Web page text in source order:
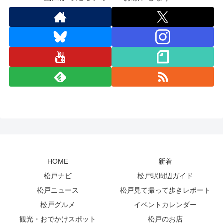
HOME
新着
松戸ナビ
松戸駅周辺ガイド
松戸ニュース
松戸見て撮って歩きレポート
松戸グルメ
イベントカレンダー
観光・おでかけスポット
松戸のお店